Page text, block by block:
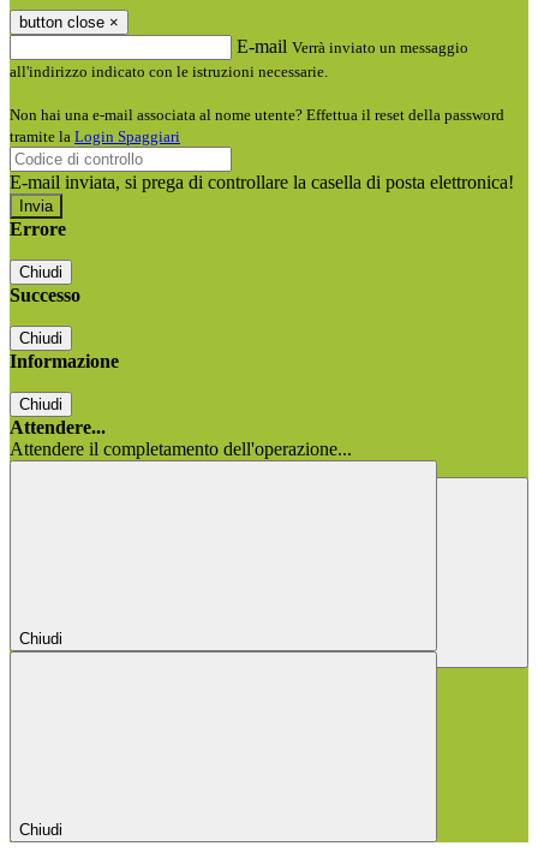
button close ×
E-mail Verrà inviato un messaggio
all'indirizzo indicato con le istruzioni necessarie.
Non hai una e-mail associata al nome utente? Effettua il reset della password
tramite la Login Spaggiari
E-mail inviata, si prega di controllare la casella di posta elettronica!
Errore
Chiudi
Successo
Chiudi
Informazione
Chiudi
Attendere...
Attendere il completamento dell'operazione...
Chiudi
Chiudi